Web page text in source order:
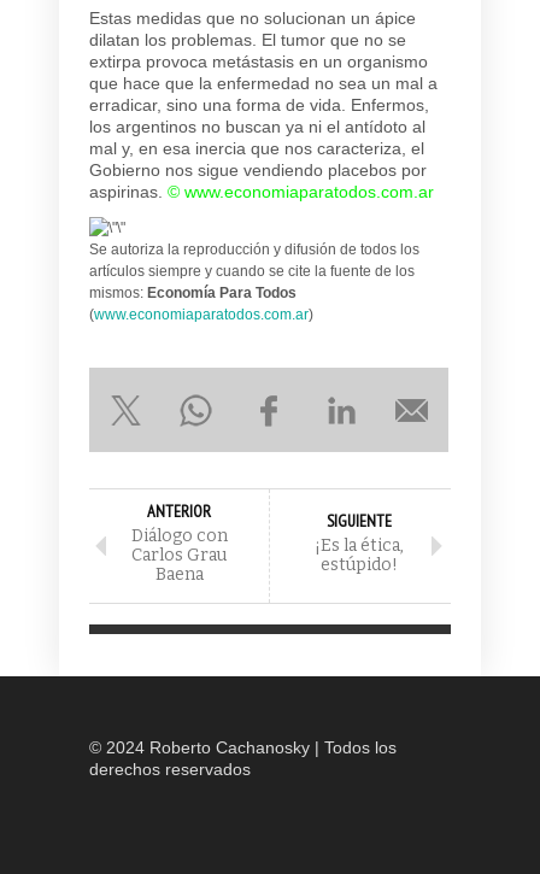
Estas medidas que no solucionan un ápice
dilatan los problemas. El tumor que no se
extirpa provoca metástasis en un organismo
que hace que la enfermedad no sea un mal a
erradicar, sino una forma de vida. Enfermos,
los argentinos no buscan ya ni el antídoto al
mal y, en esa inercia que nos caracteriza, el
Gobierno nos sigue vendiendo placebos por
aspirinas. © www.economiaparatodos.com.ar
Se autoriza la reproducción y difusión de todos los
artículos siempre y cuando se cite la fuente de los
mismos: Economía Para Todos
(www.economiaparatodos.com.ar)
ANTERIOR
Diálogo con
Carlos Grau
Baena
SIGUIENTE
¡Es la ética,
estúpido!
© 2024 Roberto Cachanosky | Todos los
derechos reservados